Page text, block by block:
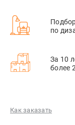
по
За 10
более
Как заказать